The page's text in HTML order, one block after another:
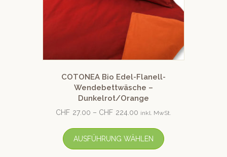
COTONEA Bio Edel-Flanell-
Wendebettwäsche –
Dunkelrot/Orange
CHF 27.00 – CHF 224.00 inkl. MwSt.
AUSFÜHRUNG WÄHLEN